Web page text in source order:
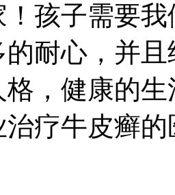
孩子需要
耐心，并
，健康的
治疗牛皮癣